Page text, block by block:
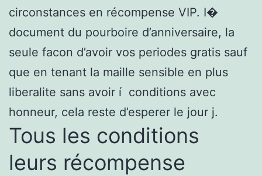
circonstances en récompense VIP. I�
document du pourboire d’anniversaire, la
seule facon d’avoir vos periodes gratis sauf
que en tenant la maille sensible en plus
liberalite sans avoir í conditions avec
honneur, cela reste d’esperer le jour j.
Tous les conditions
leurs récompense